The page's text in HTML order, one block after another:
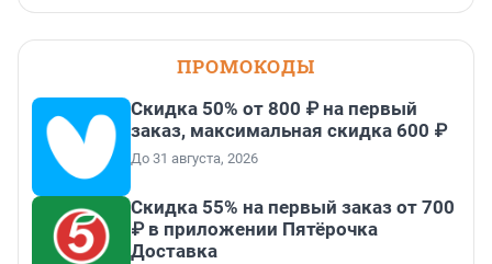
ПРОМОКОДЫ
Скидка 50% от 800 ₽ на первый
заказ, максимальная скидка 600 ₽
До 31 августа, 2026
Скидка 55% на первый заказ от 700
₽ в приложении Пятёрочка
Доставка